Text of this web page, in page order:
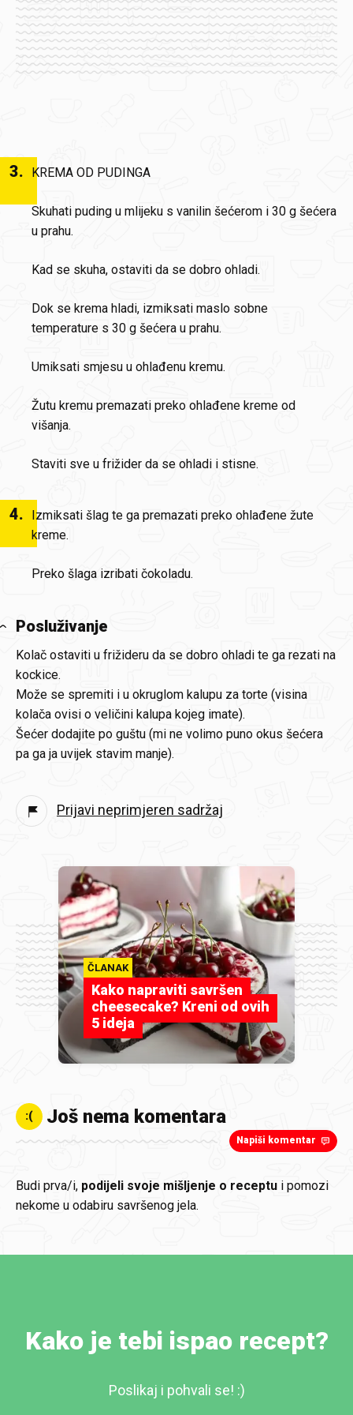
3. KREMA OD PUDINGA
Skuhati puding u mlijeku s vanilin šećerom i 30 g šećera
u prahu.
Kad se skuha, ostaviti da se dobro ohladi.
Dok se krema hladi, izmiksati maslo sobne
temperature s 30 g šećera u prahu.
Umiksati smjesu u ohlađenu kremu.
Žutu kremu premazati preko ohlađene kreme od
višanja.
Staviti sve u frižider da se ohladi i stisne.
4.
Izmiksati šlag te ga premazati preko ohlađene žute
kreme.
Preko šlaga izribati čokoladu.
Posluživanje
Kolač ostaviti u frižideru da se dobro ohladi te ga rezati na
kockice.
Može se spremiti i u okruglom kalupu za torte (visina
kolača ovisi o veličini kalupa kojeg imate).
Šećer dodajite po guštu (mi ne volimo puno okus šećera
pa ga ja uvijek stavim manje).
Prijavi neprimjeren sadržaj
ČLANAK
Kako napraviti savršen
cheesecake? Kreni od ovih
5 ideja
:( Još nema komentara
Napiši komentar
Budi prva/i, podijeli svoje mišljenje o receptu i pomozi
nekome u odabiru savršenog jela.
Kako je tebi ispao recept?
Poslikaj i pohvali se! :)